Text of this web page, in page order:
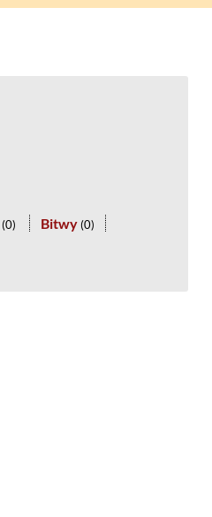
(0) Bitwy (0)